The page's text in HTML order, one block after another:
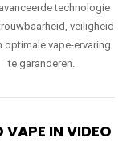
technologie
veiligheid
optimale vape-ervaring
te garanderen.
VAPE IN VIDEO